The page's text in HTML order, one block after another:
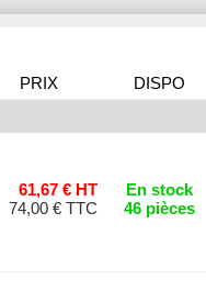
PRIX
DISPO
61,67 € HT
74,00 € TTC
En stock
46 pièces